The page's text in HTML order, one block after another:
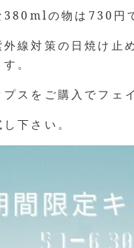
の物は730円
外線対策の日焼け
。
スをご購入でフェ
下さい。